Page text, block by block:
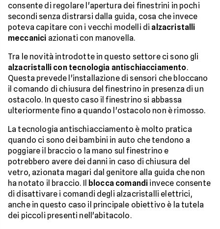
consente di regolare l'apertura dei finestrini in pochi
secondi senza distrarsi dalla guida, cosa che invece
poteva capitare con i vecchi modelli di alzacristalli
meccanici azionati con manovella.
Tra le novità introdotte in questo settore ci sono gli
alzacristalli con tecnologia antischiacciamento.
Questa prevede l'installazione di sensori che bloccano
il comando di chiusura del finestrino in presenza di un
ostacolo. In questo caso il finestrino si abbassa
ulteriormente fino a quando l'ostacolo non è rimosso.
La tecnologia antischiacciamento è molto pratica
quando ci sono dei bambini in auto che tendono a
poggiare il braccio o la mano sul finestrino e
potrebbero avere dei danni in caso di chiusura del
vetro, azionata magari dal genitore alla guida che non
ha notato il braccio. Il blocca comandi invece consente
di disattivare i comandi degli alzacristalli elettrici,
anche in questo caso il principale obiettivo è la tutela
dei piccoli presenti nell'abitacolo.